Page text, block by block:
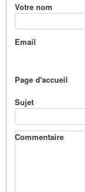
Votre nom
Email
Page d'accueil
Sujet
Commentaire